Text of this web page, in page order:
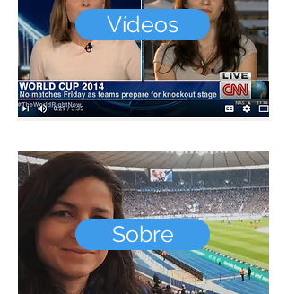
Vídeos
Sobre